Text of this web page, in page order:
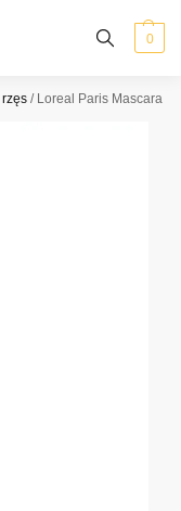
0
/ Loreal Paris Mascara